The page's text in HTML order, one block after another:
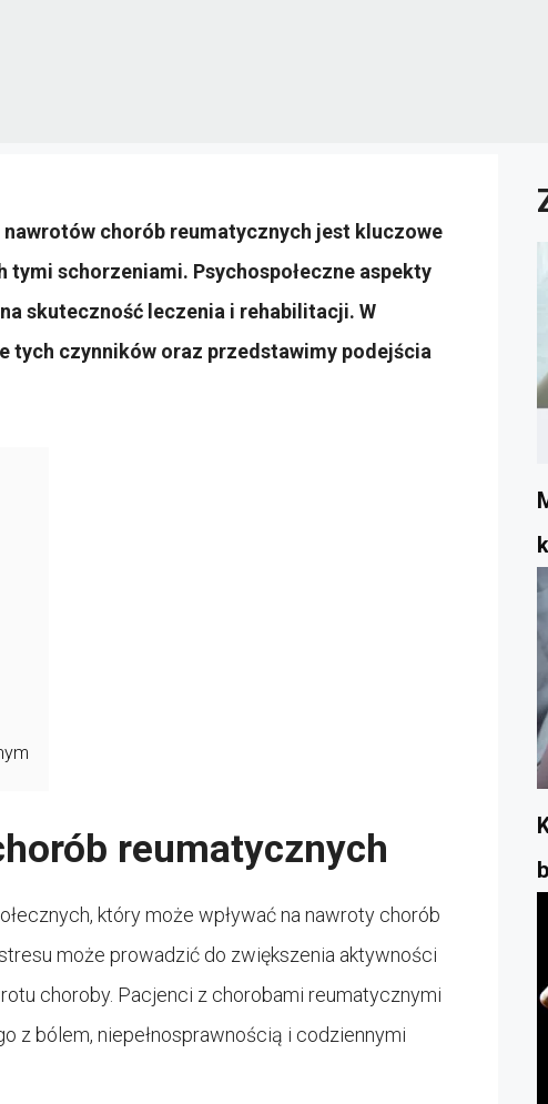
chorób reumatycznych jest kluczowe
schorzeniami. Psychospołeczne aspekty
skuteczność leczenia i rehabilitacji. W
tych czynników oraz przedstawimy podejścia
reumatycznych
który może wpływać na nawroty chorób
może prowadzić do zwiększenia aktywności
choroby. Pacjenci z chorobami reumatycznymi
z bólem, niepełnosprawnością i codziennymi